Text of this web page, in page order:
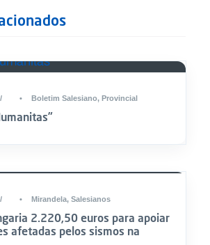
• Boletim Salesiano, Provincial
• Mirandela, Salesianos
2.220,50 euros para apoiar
afetadas pelos sismos na